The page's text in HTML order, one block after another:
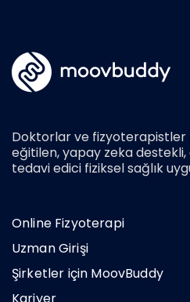
Doktorlar ve fizyoterapistler
eğitilen, yapay zeka
tedavi edici fiziksel sağlık
Online Fizyoterapi
Uzman Girişi
Şirketler için MoovBuddy